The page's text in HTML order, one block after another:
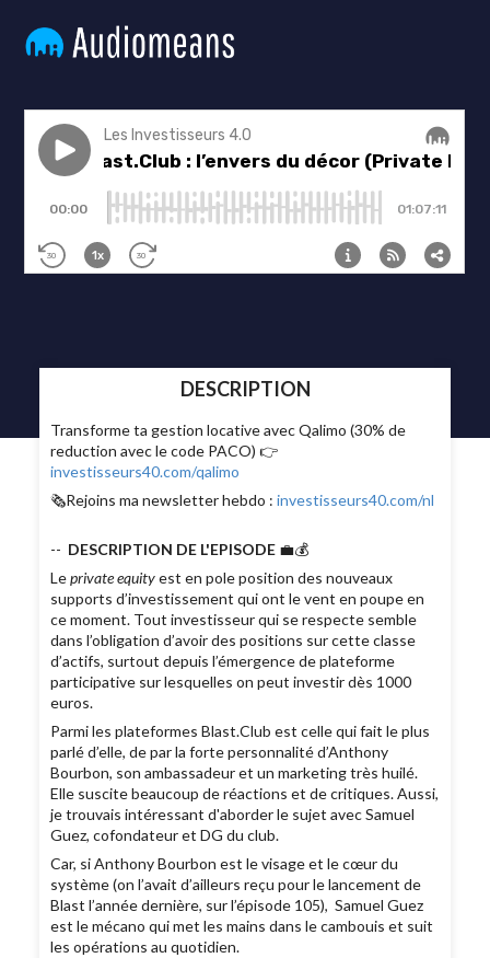
DESCRIPTION
Transforme ta gestion locative avec Qalimo (30% de
reduction avec le code PACO) 👉
investisseurs40.com/qalimo
🗞Rejoins ma newsletter hebdo :investisseurs40.com/nl
-- DESCRIPTION DE L'EPISODE 💼💰
Leprivate equityest en pole position des nouveaux
supports d’investissement qui ont le vent en poupe en
ce moment. Tout investisseur qui se respecte semble
dans l’obligation d’avoir des positions sur cette classe
d’actifs, surtout depuis l’émergence de plateforme
participative sur lesquelles on peut investir dès 1000
euros.
Parmi les plateformes Blast.Club est celle qui fait le plus
parlé d’elle, de par la forte personnalité d’Anthony
Bourbon, son ambassadeur et un marketing très huilé.
Elle suscite beaucoup de réactions et de critiques. Aussi,
je trouvais intéressant d'aborder le sujet avec Samuel
Guez, cofondateur et DG du club.
Car, si Anthony Bourbon est le visage et le cœur du
système (on l’avait d’ailleurs reçu pour le lancement de
Blast l’année dernière, sur l’épisode 105), Samuel Guez
est le mécano qui met les mains dans le cambouis et suit
les opérations au quotidien.